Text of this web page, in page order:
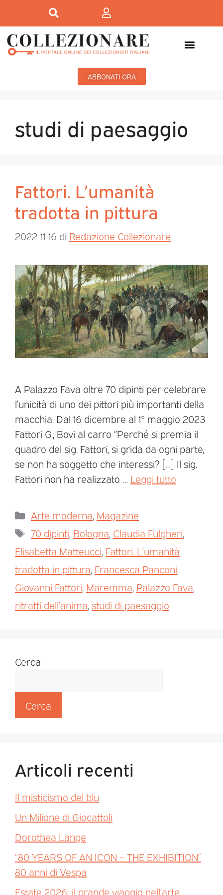
ABBONATI ORA
studi di paesaggio
Fattori. L’umanità
tradotta in pittura
2022-11-16 di Redazione Collezionare
A Palazzo Fava oltre 70 dipinti per celebrare
l’unicità di uno dei pittori più importanti della
macchia. Dal 16 dicembre al 1° maggio 2023
Fattori G., Bovi al carro “Perché si premia il
quadro del sig. Fattori, si grida da ogni parte,
se non ha soggetto che interessi? […] Il sig.
Fattori non ha realizzato … Leggi tutto
Arte moderna Magazine
70 dipinti Bologna Claudia Fulgheri
Elisabetta Matteucci Fattori. L’umanità
tradotta in pittura Francesca Panconi
Giovanni Fattori Maremma Palazzo Fava
ritratti dell’anima studi di paesaggio
Cerca
Cerca
Articoli recenti
Il misticismo del blu
Un Milione di Giocattoli
Dorothea Lange
“80 YEARS OF AN ICON – THE EXHIBITION”
80 anni di Vespa
Estate 2026: il grande viaggio nell’arte